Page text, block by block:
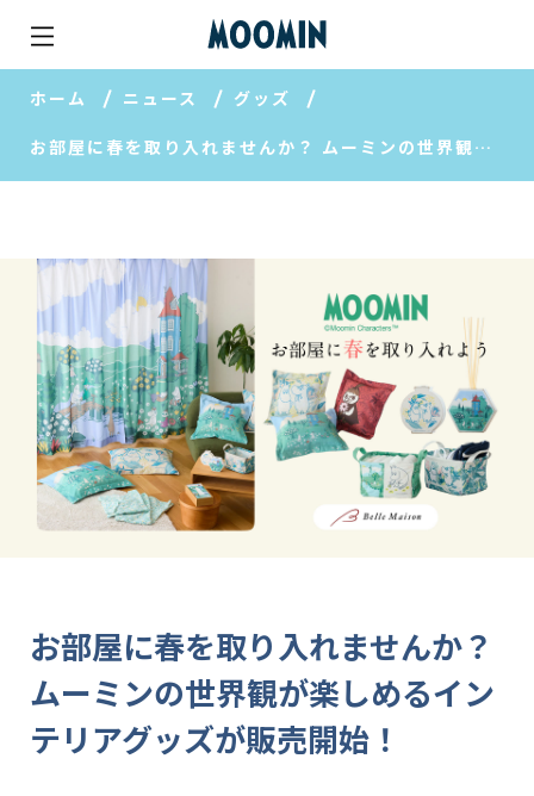
ホーム ニュース グッズ
お部屋に春を取り入れませんか？ ムーミンの世界観が楽しめるインテリアグッズが販売開始！
お部屋に春を取り入れませんか？
ムーミンの世界観が楽しめるイン
テリアグッズが販売開始！